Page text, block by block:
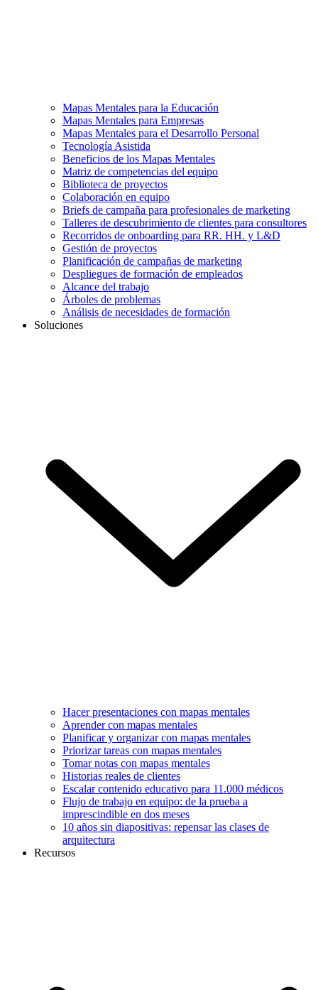
Mapas Mentales para la Educación
Mapas Mentales para Empresas
Mapas Mentales para el Desarrollo Personal
Tecnología Asistida
Beneficios de los Mapas Mentales
Matriz de competencias del equipo
Biblioteca de proyectos
Colaboración en equipo
Briefs de campaña para profesionales de marketing
Talleres de descubrimiento de clientes para consultores
Recorridos de onboarding para RR. HH. y L&D
Gestión de proyectos
Planificación de campañas de marketing
Despliegues de formación de empleados
Alcance del trabajo
Árboles de problemas
Análisis de necesidades de formación
Soluciones
Hacer presentaciones con mapas mentales
Aprender con mapas mentales
Planificar y organizar con mapas mentales
Priorizar tareas con mapas mentales
Tomar notas con mapas mentales
Historias reales de clientes
Escalar contenido educativo para 11.000 médicos
Flujo de trabajo en equipo: de la prueba a
imprescindible en dos meses
10 años sin diapositivas: repensar las clases de
arquitectura
Recursos